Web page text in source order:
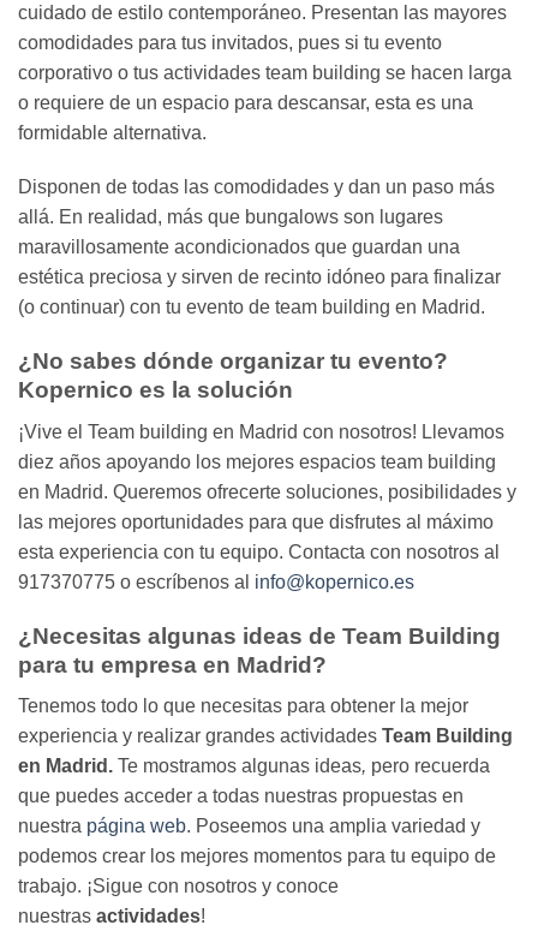
cuidado de estilo contemporáneo. Presentan las mayores
comodidades para tus invitados, pues si tu evento
corporativo o tus actividades team building se hacen larga
o requiere de un espacio para descansar, esta es una
formidable alternativa.
Disponen de todas las comodidades y dan un paso más
allá. En realidad, más que bungalows son lugares
maravillosamente acondicionados que guardan una
estética preciosa y sirven de recinto idóneo para finalizar
(o continuar) con tu evento de team building en Madrid.
¿No sabes dónde organizar tu evento?
Kopernico es la solución
¡Vive el Team building en Madrid con nosotros! Llevamos
diez años apoyando los mejores espacios team building
en Madrid. Queremos ofrecerte soluciones, posibilidades y
las mejores oportunidades para que disfrutes al máximo
esta experiencia con tu equipo. Contacta con nosotros al
917370775 o escríbenos al info@kopernico.es
¿Necesitas algunas ideas de Team Building
para tu empresa en Madrid?
Tenemos todo lo que necesitas para obtener la mejor
experiencia y realizar grandes actividades Team Building
en Madrid. Te mostramos algunas ideas, pero recuerda
que puedes acceder a todas nuestras propuestas en
nuestra página web. Poseemos una amplia variedad y
podemos crear los mejores momentos para tu equipo de
trabajo. ¡Sigue con nosotros y conoce
nuestras actividades!